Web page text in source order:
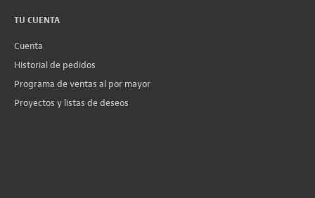
TU CUENTA
Cuenta
Historial de pedidos
Programa de ventas al por mayor
Proyectos y listas de deseos